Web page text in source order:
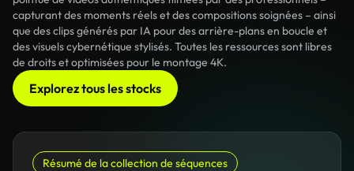
capturant des moments réels et des compositions soignées – ainsi
que des clips générés par IA pour des arrière-plans en boucle et
des visuels cybernétique stylisés. Toutes les ressources sont libres
de droits et optimisées pour le montage 4K.
Explorez tous les stocks
Résumé de la collection de séquences